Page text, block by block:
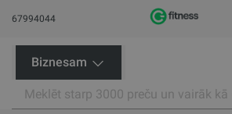
67994044
Biznesam